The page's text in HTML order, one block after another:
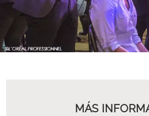
MÁS